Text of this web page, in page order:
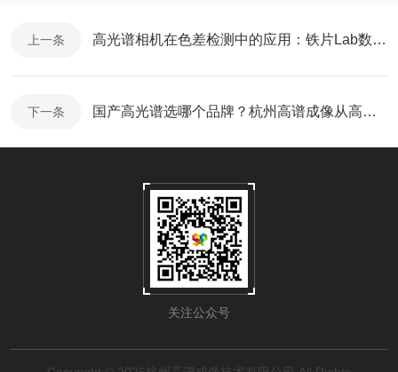
上一条 高光谱相机在色差检测中的应用：铁片Lab数据分析报告
下一条 国产高光谱选哪个品牌？杭州高谱成像从高光谱相机到无人机载高光谱的产品矩阵，覆盖多场景检测设备
关注公众号